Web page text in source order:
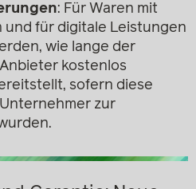
: Für Waren mit
und für digitale Leistungen
wie lange der
kostenlos
sofern diese
zur